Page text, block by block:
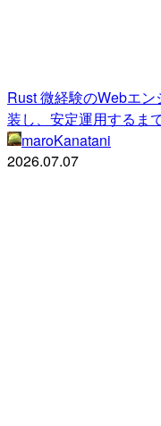
Rust 微経験のWebエ
装し、安定運用するま
maroKanatani
2026.07.07